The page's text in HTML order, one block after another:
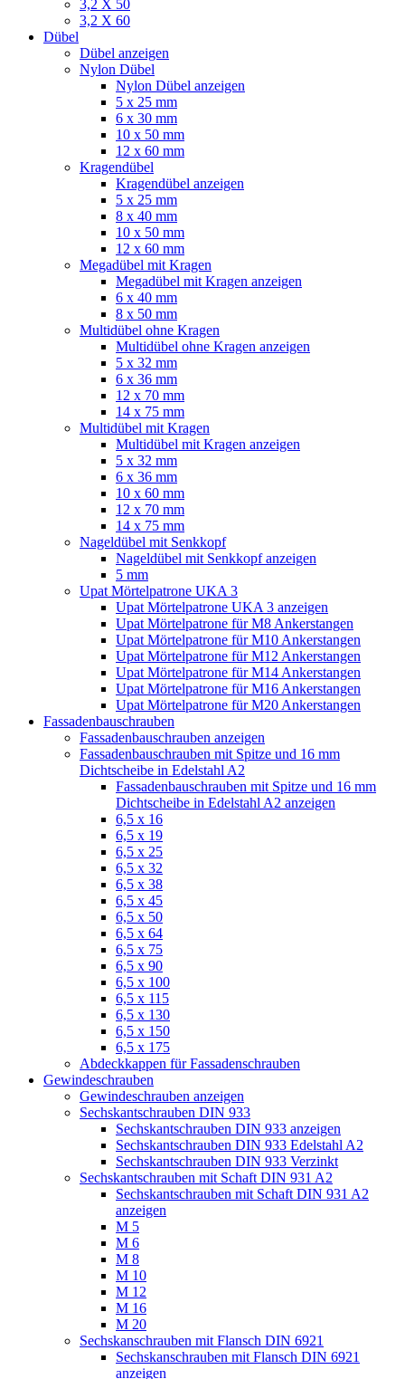
3,2 X 50
3,2 X 60
Dübel
Dübel anzeigen
Nylon Dübel
Nylon Dübel anzeigen
5 x 25 mm
6 x 30 mm
10 x 50 mm
12 x 60 mm
Kragendübel
Kragendübel anzeigen
5 x 25 mm
8 x 40 mm
10 x 50 mm
12 x 60 mm
Megadübel mit Kragen
Megadübel mit Kragen anzeigen
6 x 40 mm
8 x 50 mm
Multidübel ohne Kragen
Multidübel ohne Kragen anzeigen
5 x 32 mm
6 x 36 mm
12 x 70 mm
14 x 75 mm
Multidübel mit Kragen
Multidübel mit Kragen anzeigen
5 x 32 mm
6 x 36 mm
10 x 60 mm
12 x 70 mm
14 x 75 mm
Nageldübel mit Senkkopf
Nageldübel mit Senkkopf anzeigen
5 mm
Upat Mörtelpatrone UKA 3
Upat Mörtelpatrone UKA 3 anzeigen
Upat Mörtelpatrone für M8 Ankerstangen
Upat Mörtelpatrone für M10 Ankerstangen
Upat Mörtelpatrone für M12 Ankerstangen
Upat Mörtelpatrone für M14 Ankerstangen
Upat Mörtelpatrone für M16 Ankerstangen
Upat Mörtelpatrone für M20 Ankerstangen
Fassadenbauschrauben
Fassadenbauschrauben anzeigen
Fassadenbauschrauben mit Spitze und 16 mm
Dichtscheibe in Edelstahl A2
Fassadenbauschrauben mit Spitze und 16 mm
Dichtscheibe in Edelstahl A2 anzeigen
6,5 x 16
6,5 x 19
6,5 x 25
6,5 x 32
6,5 x 38
6,5 x 45
6,5 x 50
6,5 x 64
6,5 x 75
6,5 x 90
6,5 x 100
6,5 x 115
6,5 x 130
6,5 x 150
6,5 x 175
Abdeckkappen für Fassadenschrauben
Gewindeschrauben
Gewindeschrauben anzeigen
Sechskantschrauben DIN 933
Sechskantschrauben DIN 933 anzeigen
Sechskantschrauben DIN 933 Edelstahl A2
Sechskantschrauben DIN 933 Verzinkt
Sechskantschrauben mit Schaft DIN 931 A2
Sechskantschrauben mit Schaft DIN 931 A2
anzeigen
M 5
M 6
M 8
M 10
M 12
M 16
M 20
Sechskanschrauben mit Flansch DIN 6921
Sechskanschrauben mit Flansch DIN 6921
anzeigen